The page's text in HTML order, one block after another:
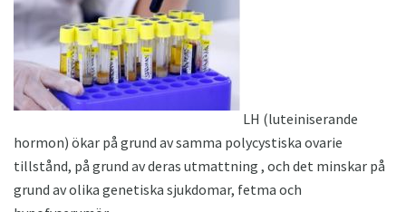
LH (luteiniserande
hormon) ökar på grund av samma polycystiska ovarie
tillstånd, på grund av deras utmattning , och det minskar på
grund av olika genetiska sjukdomar, fetma och